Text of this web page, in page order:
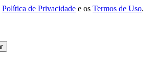
Política de Privacidade e os Termos de Uso.